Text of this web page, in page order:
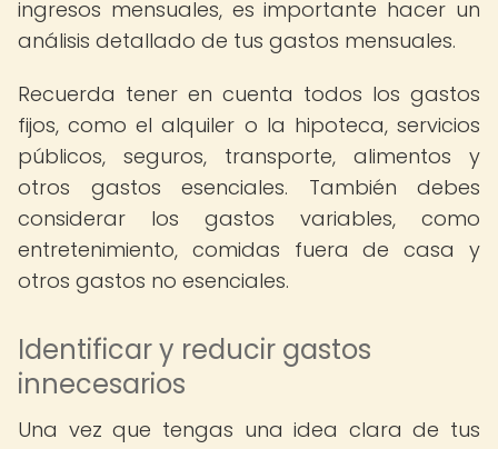
ingresos mensuales, es importante hacer un
análisis detallado de tus gastos mensuales.
Recuerda tener en cuenta todos los gastos
fijos, como el alquiler o la hipoteca, servicios
públicos, seguros, transporte, alimentos y
otros gastos esenciales. También debes
considerar los gastos variables, como
entretenimiento, comidas fuera de casa y
otros gastos no esenciales.
Identificar y reducir gastos
innecesarios
Una vez que tengas una idea clara de tus